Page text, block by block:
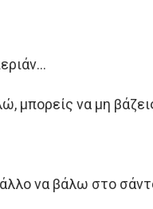
μπορείς να μη
να βάλω στο